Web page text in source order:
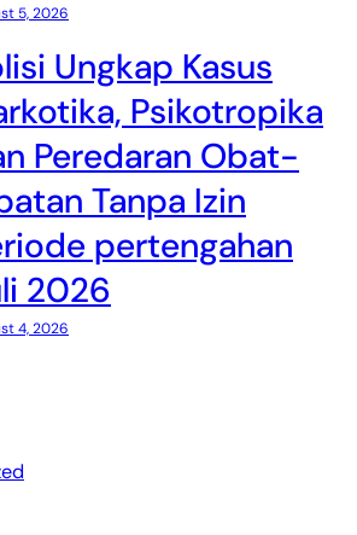
5, 2026
Ungkap Kasus
Psikotropika
Peredaran Obat-
Tanpa Izin
pertengahan
2026
4, 2026